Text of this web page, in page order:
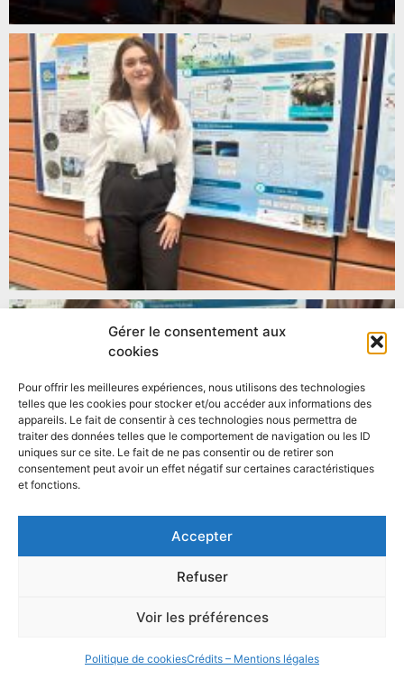
Gérer le consentement aux
cookies
Pour offrir les meilleures expériences, nous utilisons des technologies
telles que les cookies pour stocker et/ou accéder aux informations des
appareils. Le fait de consentir à ces technologies nous permettra de
traiter des données telles que le comportement de navigation ou les ID
uniques sur ce site. Le fait de ne pas consentir ou de retirer son
consentement peut avoir un effet négatif sur certaines caractéristiques
et fonctions.
Accepter
Refuser
Voir les préférences
Politique de cookiesCrédits – Mentions légales
Campagne de mesure DISPLEX